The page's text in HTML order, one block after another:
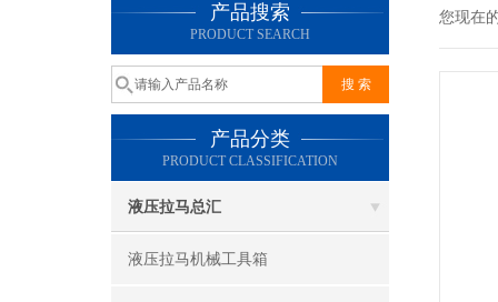
产品搜索
PRODUCT SEARCH
产品分类
PRODUCT CLASSIFICATION
液压拉马总汇
液压拉马机械工具箱
您现在